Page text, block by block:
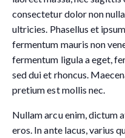
consectetur dolor non
ultricies. Phasellus et
fermentum mauris non
fermentum ligula a eget,
sed dui et rhoncus.
pretium est mollis nec.
Nullam arcu enim, dictum
eros. In ante lacus, varius